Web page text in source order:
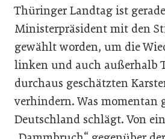
Thüringer Landtag ist
Ministerpräsident mit den
gewählt worden, um die
linken und auch außerhalb
durchaus geschätzten
verhindern. Was momentan
Deutschland schlägt. Von